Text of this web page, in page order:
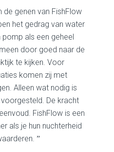
de genen van FishFlow
het gedrag van water
als een geheel
door goed naar de
te kijken. Voor
komen zij met
Alleen wat nodig is
De kracht
FishFlow is een
als je hun nuchterheid
”